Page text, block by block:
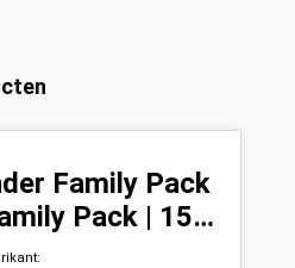
Family Pack
Pack | 15
| 1 Jaar